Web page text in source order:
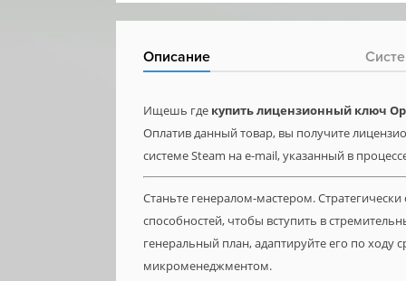
Описание
Ищешь где купить лицензионный ключ
Оплатив данный товар, вы получите
системе Steam на e-mail, указанный в
Станьте генералом-мастером.
способностей, чтобы вступить в
генеральный план, адаптируйте его по ходу
микроменеджментом.